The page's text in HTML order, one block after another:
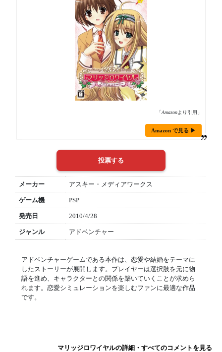
「Amazonより引用」
Amazon で見る ▶
メーカー アスキー・メディアワークス
ゲーム機 PSP
発売日 2010/4/28
ジャンル アドベンチャー
アドベンチャーゲームである本作は、恋愛や結婚をテーマに
したストーリーが展開します。プレイヤーは選択肢を元に物
語を進め、キャラクターとの関係を築いていくことが求めら
れます。恋愛シミュレーションを楽しむファンに最適な作品
です。
マリッジロワイヤルの詳細・すべてのコメントを見る